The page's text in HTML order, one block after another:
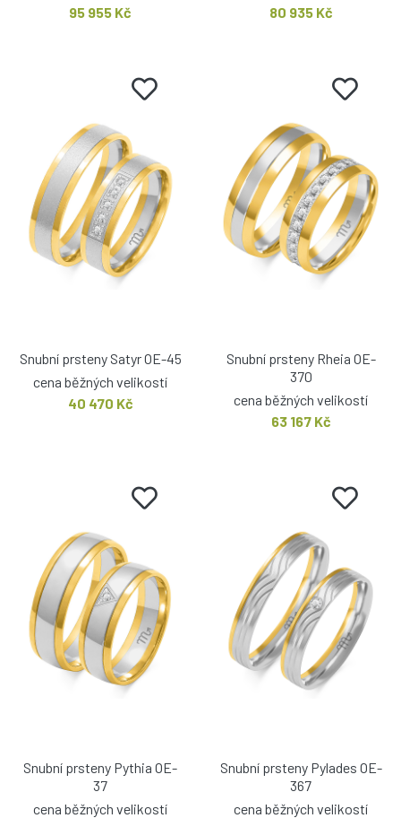
95 955 Kč
80 935 Kč
Snubní prsteny Satyr OE-45
cena běžných velikostí
40 470 Kč
Snubní prsteny Rheia OE-
370
cena běžných velikostí
63 167 Kč
Snubní prsteny Pythia OE-
37
cena běžných velikostí
Snubní prsteny Pylades OE-
367
cena běžných velikostí